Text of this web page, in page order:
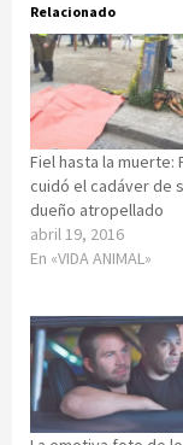
Relacionado
Fiel hasta la muerte:
cuidó el cadáver de
dueño atropellado
abril 19, 2016
En «VIDA ANIMAL»